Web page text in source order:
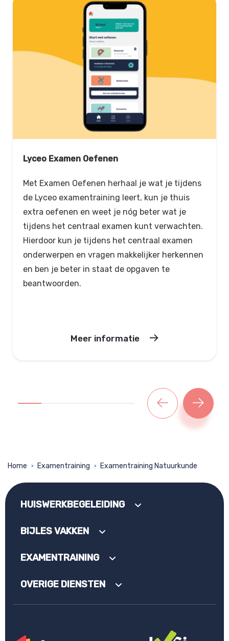
Lyceo Examen Oefenen
Met Examen Oefenen herhaal je wat je tijdens
de Lyceo examentraining leert, kun je thuis
extra oefenen en weet je nóg beter wat je
tijdens het centraal examen kunt verwachten.
Hierdoor kun je tijdens het centraal examen
onderwerpen en vragen makkelijker herkennen
en ben je beter in staat de opgaven te
beantwoorden.
Meer informatie
volgendevorige
Home > Examentraining > Examentraining Natuurkunde
HUISWERKBEGELEIDING
BIJLES VAKKEN
EXAMENTRAINING
OVERIGE DIENSTEN